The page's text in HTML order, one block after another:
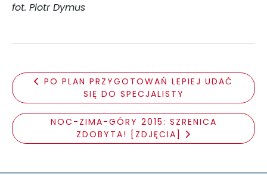
fot. Piotr Dymus
PO PLAN PRZYGOTOWAŃ LEPIEJ UDAĆ
SIĘ DO SPECJALISTY
NOC-ZIMA-GÓRY 2015: SZRENICA
ZDOBYTA! [ZDJĘCIA]